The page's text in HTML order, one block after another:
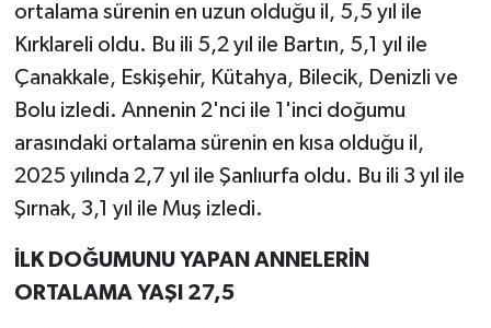
ortalama sürenin en uzun olduğu il, 5,5 yıl ile
Kırklareli oldu. Bu ili 5,2 yıl ile Bartın, 5,1 yıl ile
Çanakkale, Eskişehir, Kütahya, Bilecik, Denizli ve
Bolu izledi. Annenin 2'nci ile 1'inci doğumu
arasındaki ortalama sürenin en kısa olduğu il,
2025 yılında 2,7 yıl ile Şanlıurfa oldu. Bu ili 3 yıl ile
Şırnak, 3,1 yıl ile Muş izledi.
İLK DOĞUMUNU YAPAN ANNELERİN
ORTALAMA YAŞI 27,5